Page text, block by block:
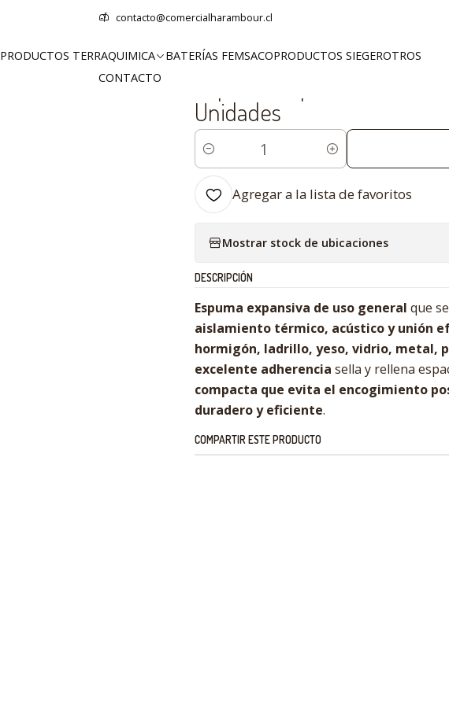
PRODUCTOS TERRAQUIMICA BATERÍAS FEMSACOPRODUCTOS SIEGEROTROS
CONTACTO
contacto@comercialharambour.cl
Espuma Expansiva PU 500 ml SIEGER – Caja 12 Unidades
Espuma Expansiva PU
Unidades
Cantidad
Agregar a la lista de favoritos
Mostrar stock de ubicaciones
DESCRIPCIÓN
Espuma expansiva de uso general que
aislamiento térmico, acústico y unión
hormigón, ladrillo, yeso, vidrio, metal,
excelente adherencia sella y rellena
compacta que evita el encogimiento
duradero y eficiente.
COMPARTIR ESTE PRODUCTO